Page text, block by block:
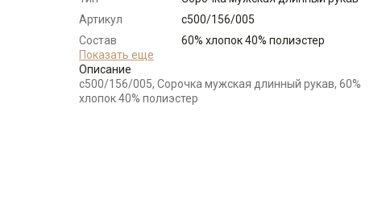
по 1 шт каждого доступного размера
Артикул
c500/156/005
Состав
сырья
60% хлопок 40% полиэстер
Бренд
Модель
Классическая
Показать еще
Описание
c500/156/005, Сорочка мужская длинный рукав, 60%
хлопок 40% полиэстер